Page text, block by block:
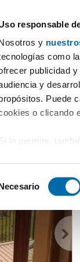
responsable
y
como
publicidad
y
Puede
o clicando
Si lo permite,
Identificar su
más
preferencias en la
la Declaración
Location
(0 logements)